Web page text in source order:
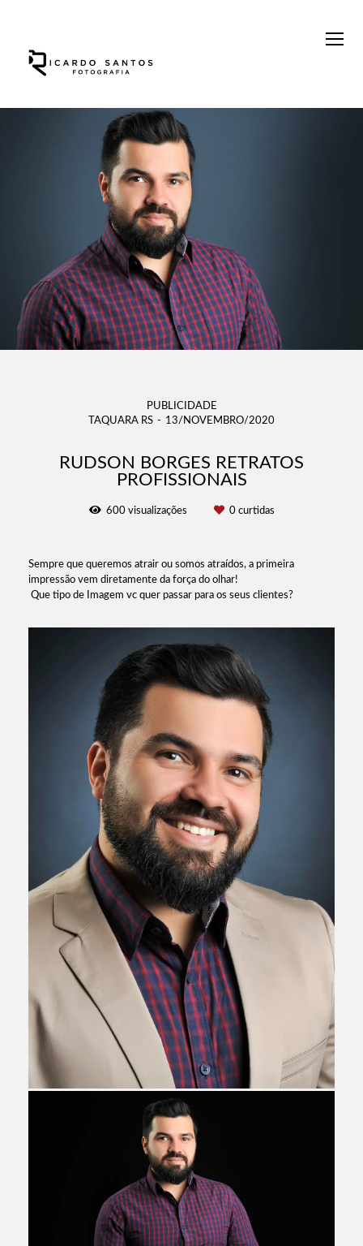
PUBLICIDADE
TAQUARA RS
13/NOVEMBRO/2020
RUDSON BORGES RETRATOS
PROFISSIONAIS
600visualizações 0curtidas
Sempre que queremos atrair ou somos atraídos, a primeira
impressão vem diretamente da força do olhar!
Que tipo de Imagem vc quer passar para os seus clientes?